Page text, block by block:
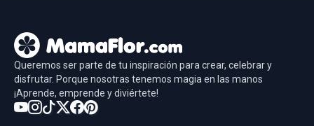
Queremos ser parte de tu inspiración para crear, celebrar y
disfrutar. Porque nosotras tenemos magia en las manos
¡Aprende, emprende y diviértete!